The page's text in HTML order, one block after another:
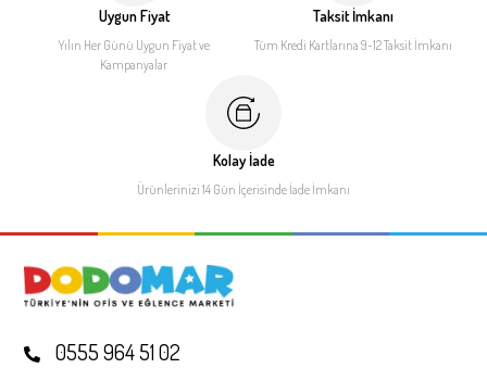
Uygun Fiyat
Yılın Her Günü Uygun Fiyatve
Kampanyalar
Taksit İmkanı
Tüm Kredi Kartlarına 9-12Taksit İmkanı
Kolay İade
Ürünlerinizi 14 Gün İçerisinde İade İmkanı
0555 964 51 02